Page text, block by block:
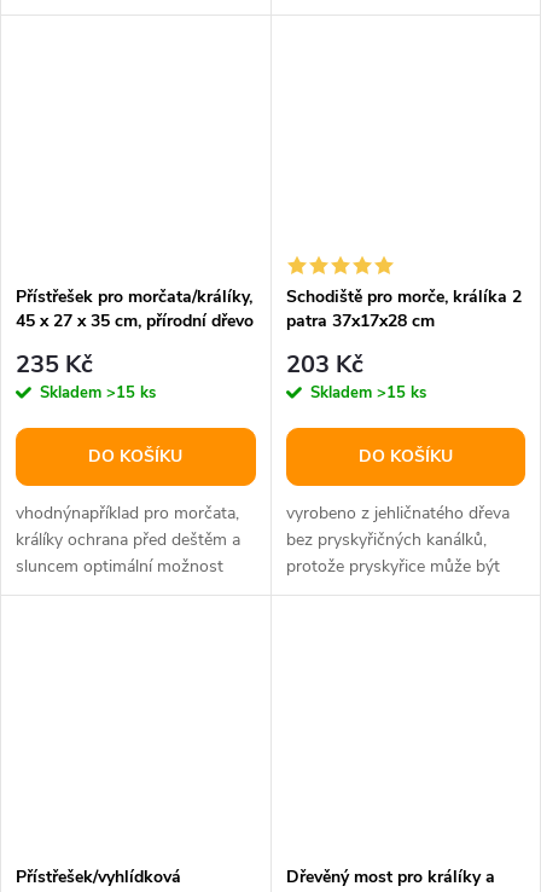
pryskyřičných kanálků, protože
plochy a vytváří rozmanité...
Přístřešek pro morčata/králíky,
45 x 27 x 35 cm, přírodní dřevo
235 Kč
Skladem >15 ks
DO KOŠÍKU
vhodnýnapříklad pro morčata,
králíky ochrana před deštěm a
sluncem optimální možnost
úkrytu lze kombinovat s
Schodiště pro morče, králíka 2
patra 37x17x28 cm
203 Kč
Skladem >15 ks
DO KOŠÍKU
vyrobeno z jehličnatého dřeva
bez pryskyřičných kanálků,
protože pryskyřice může být
pro některá zvířata jedovatá...
Přístřešek/vyhlídková
Dřevěný most pro králíky a